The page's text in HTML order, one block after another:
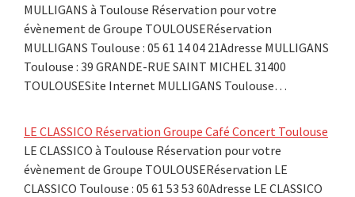
MULLIGANS à Toulouse Réservation pour votre
évènement de Groupe TOULOUSERéservation
MULLIGANS Toulouse : 05 61 14 04 21Adresse MULLIGANS
Toulouse : 39 GRANDE-RUE SAINT MICHEL 31400
TOULOUSESite Internet MULLIGANS Toulouse…
LE CLASSICO Réservation Groupe Café Concert Toulouse
LE CLASSICO à Toulouse Réservation pour votre
évènement de Groupe TOULOUSERéservation LE
CLASSICO Toulouse : 05 61 53 53 60Adresse LE CLASSICO